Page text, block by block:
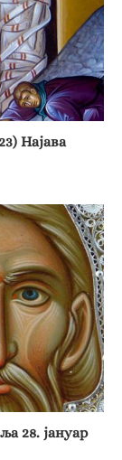
Најава
28. јануар